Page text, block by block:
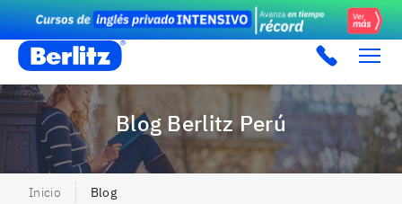
Berlitz PE
Blog Berlitz Perú
Inicio Blog